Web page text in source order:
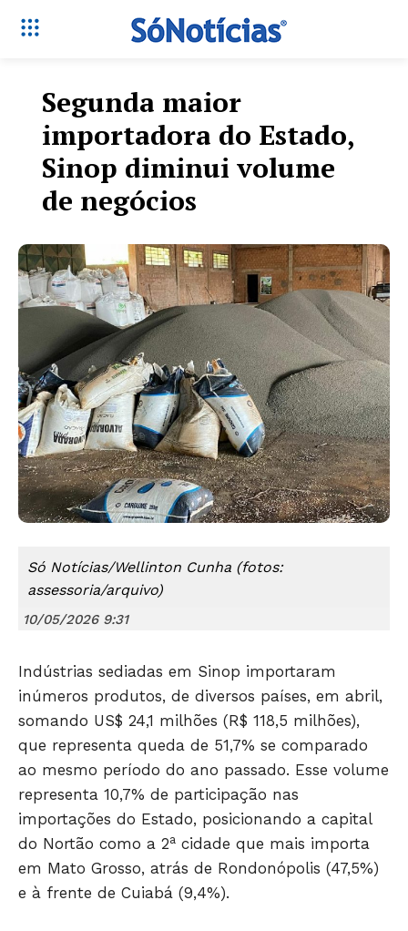
Só Notícias
Segunda maior
importadora do Estado,
Sinop diminui volume
de negócios
Só Notícias/Wellinton Cunha (fotos:
assessoria/arquivo)
10/05/2026 9:31
Indústrias sediadas em Sinop importaram
inúmeros produtos, de diversos países, em abril,
somando US$ 24,1 milhões (R$ 118,5 milhões),
que representa queda de 51,7% se comparado
ao mesmo período do ano passado. Esse volume
representa 10,7% de participação nas
importações do Estado, posicionando a capital
do Nortão como a 2a cidade que mais importa
em Mato Grosso, atrás de Rondonópolis (47,5%)
e à frente de Cuiabá (9,4%).